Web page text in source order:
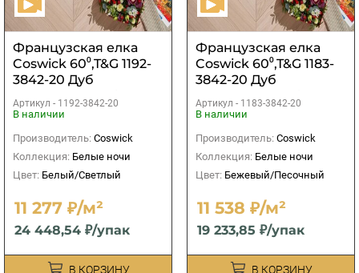
Французская елка
Coswick 60⁰,T&G 1192-
3842-20 Дуб
рустикальный 1
Артикул - 1192-3842-20
В наличии
Производитель: Coswick
Коллекция: Белые ночи
Цвет: Белый/Светлый
11 277 ₽/м²
24 448,54 ₽/упак
В КОРЗИНУ
Французская елка
Coswick 60⁰,T&G 1183-
3842-20 Дуб
рустикальный 1
Артикул - 1183-3842-20
В наличии
Производитель: Coswick
Коллекция: Белые ночи
Цвет: Бежевый/Песочный
11 538 ₽/м²
19 233,85 ₽/упак
В КОРЗИНУ